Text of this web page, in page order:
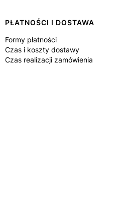
PŁATNOŚCI I DOSTAWA
Formy płatności
Czas i koszty dostawy
Czas realizacji zamówienia